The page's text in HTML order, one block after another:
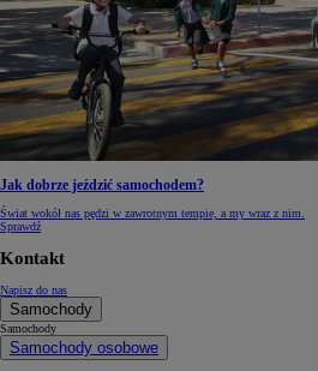
Jak dobrze jeździć samochodem?
Świat wokół nas pędzi w zawrotnym tempie, a my wraz z nim.
Sprawdź
Kontakt
Napisz do nas
Samochody
Samochody
Samochody osobowe